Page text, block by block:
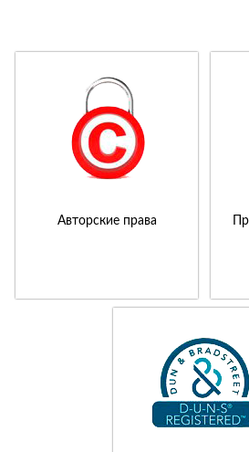
Авторские права